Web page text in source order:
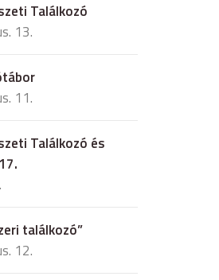
Találkozó
13.
11.
Találkozó és
találkozó”
12.